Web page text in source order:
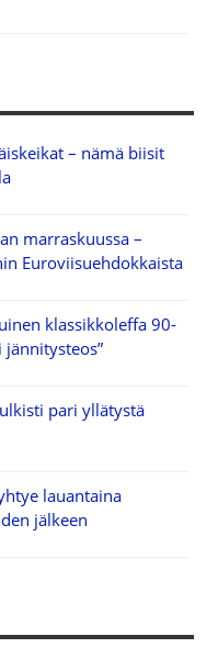
– nämä biisit
marraskuussa –
Euroviisuehdokkaista
klassikkoleffa 90-
pari yllätystä
lauantaina
jälkeen